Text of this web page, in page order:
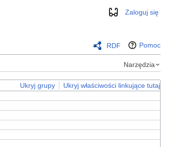
WyglądZaloguj się
RDF Pomoc
Narzędzia
Ukryj grupy
Ukryj właściwości linkujące tutaj